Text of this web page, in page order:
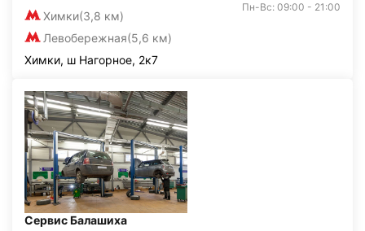
Химки(3,8 км)
Левобережная(5,6 км)
Пн-Вс: 09:00 - 21:00
Химки, ш Нагорное, 2к7
Сервис Балашиха